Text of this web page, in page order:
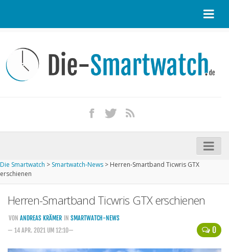
Kontakt / Tipp geben
Impressum
iPhone kaufen
Startseite
Kommende Smartwatches
Marken und Modelle
Handytarife
Die Smartwatch > Smartwatch-News > Herren-Smartband Ticwris GTX
erschienen
Herren-Smartband Ticwris GTX erschienen
0
VON ANDREAS KRÄMER IN SMARTWATCH-NEWS
— 14 APR. 2021 UM 12:10—